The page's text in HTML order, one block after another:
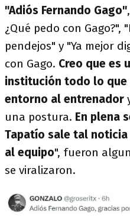
"Adiós Fernando Gago"
¿Qué pedo con Gago?",
pendejos" y "Ya mejor
con Gago. Creo que es
institución todo lo que
entorno al entrenador
una postura. En plena
Tapatío sale tal noticia
al equipo", fueron
se viralizaron.